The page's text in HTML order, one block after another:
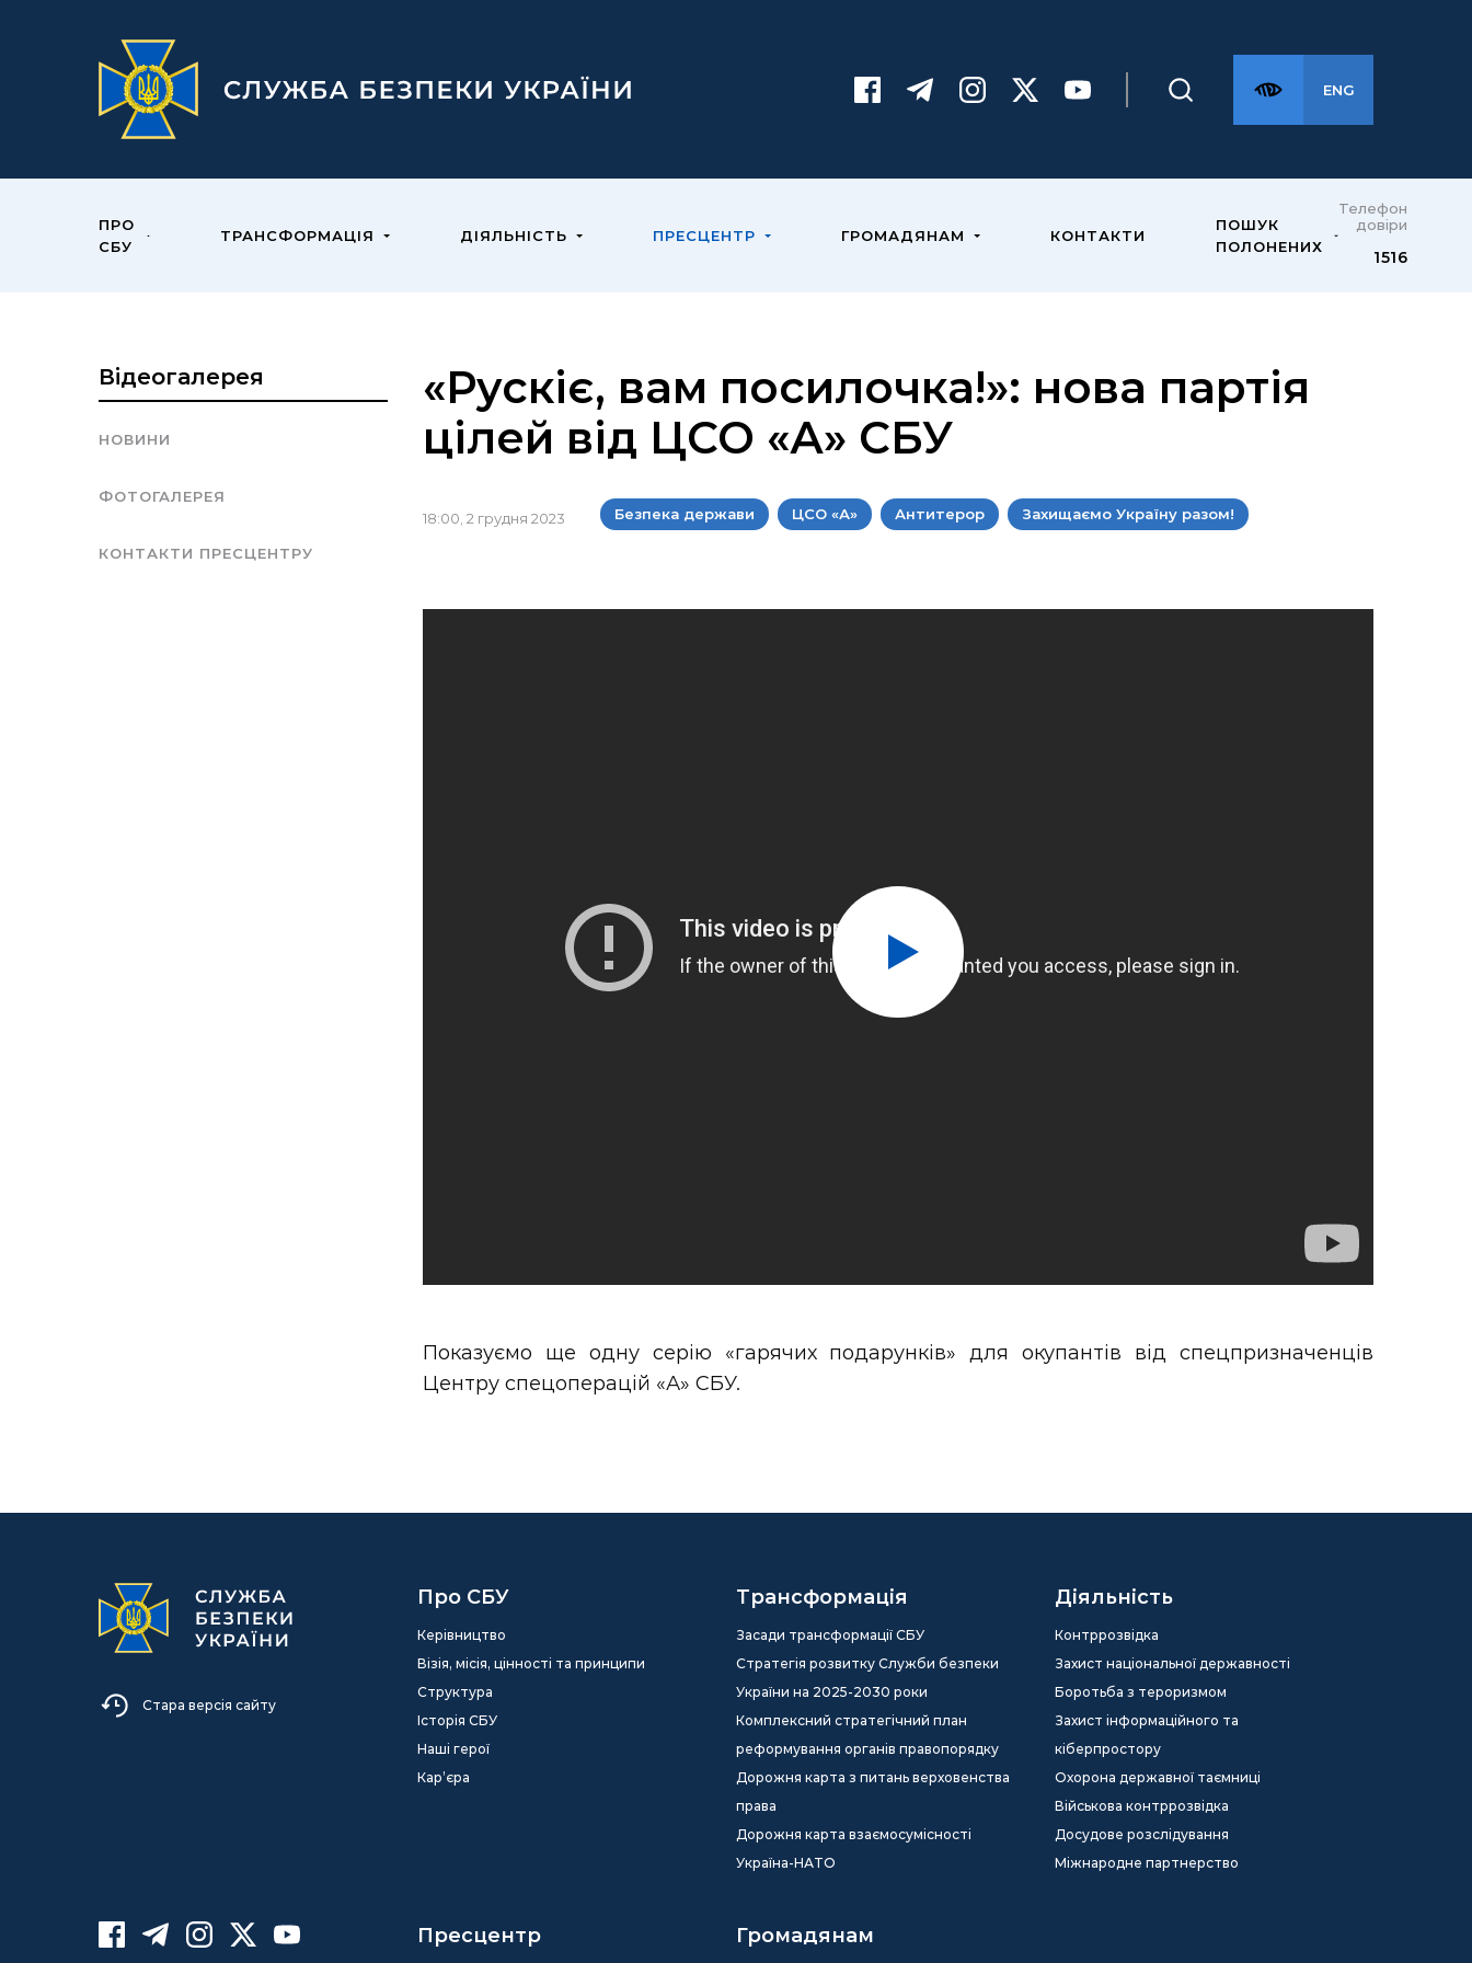
ENG
ПРО
СБУ
ТРАНСФОРМАЦІЯ ДІЯЛЬНІСТЬ ПРЕСЦЕНТР ГРОМАДЯНАМ КОНТАКТИ
ПОШУК
ПОЛОНЕНИХ
Телефон
довіри
1516
Відеогалерея
НОВИНИ
ФОТОГАЛЕРЕЯ
КОНТАКТИ ПРЕСЦЕНТРУ
«Рускіє, вам посилочка!»: нова партія
цілей від ЦСО «А» СБУ
18:00, 2 грудня 2023 Безпека держави ЦСО «А» Антитерор Захищаємо Україну разом!
Показуємо ще одну серію «гарячих подарунків» для окупантів від спецпризначенців
Центру спецоперацій «А» СБУ.
Стара версія сайту
Про СБУ
Керівництво
Візія, місія, цінності та принципи
Структура
Історія СБУ
Наші герої
Кар’єра
Трансформація
Засади трансформації СБУ
Стратегія розвитку Служби безпеки
України на 2025-2030 роки
Комплексний стратегічний план
реформування органів правопорядку
Дорожня карта з питань верховенства
права
Дорожня карта взаємосумісності
Україна-НАТО
Діяльність
Контррозвідка
Захист національної державності
Боротьба з тероризмом
Захист інформаційного та
кіберпростору
Охорона державної таємниці
Військова контррозвідка
Досудове розслідування
Міжнародне партнерство
Пресцентр Громадянам